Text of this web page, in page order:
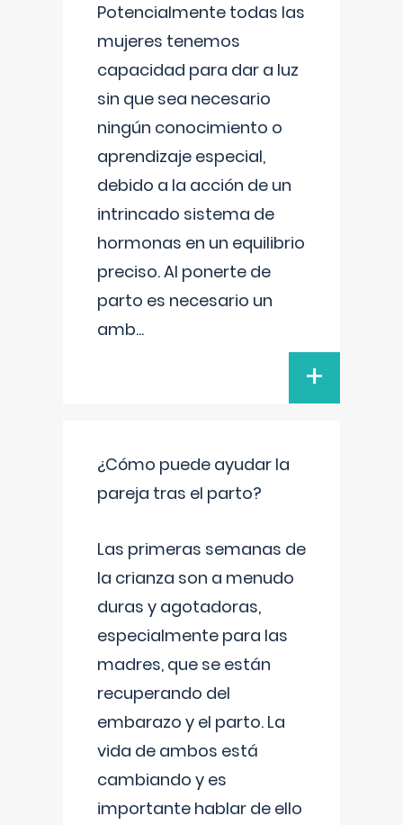
Potencialmente todas las
mujeres tenemos
capacidad para dar a luz
sin que sea necesario
ningún conocimiento o
aprendizaje especial,
debido a la acción de un
intrincado sistema de
hormonas en un equilibrio
preciso. Al ponerte de
parto es necesario un
amb...
+
¿Cómo puede ayudar la
pareja tras el parto?
Las primeras semanas de
la crianza son a menudo
duras y agotadoras,
especialmente para las
madres, que se están
recuperando del
embarazo y el parto. La
vida de ambos está
cambiando y es
importante hablar de ello